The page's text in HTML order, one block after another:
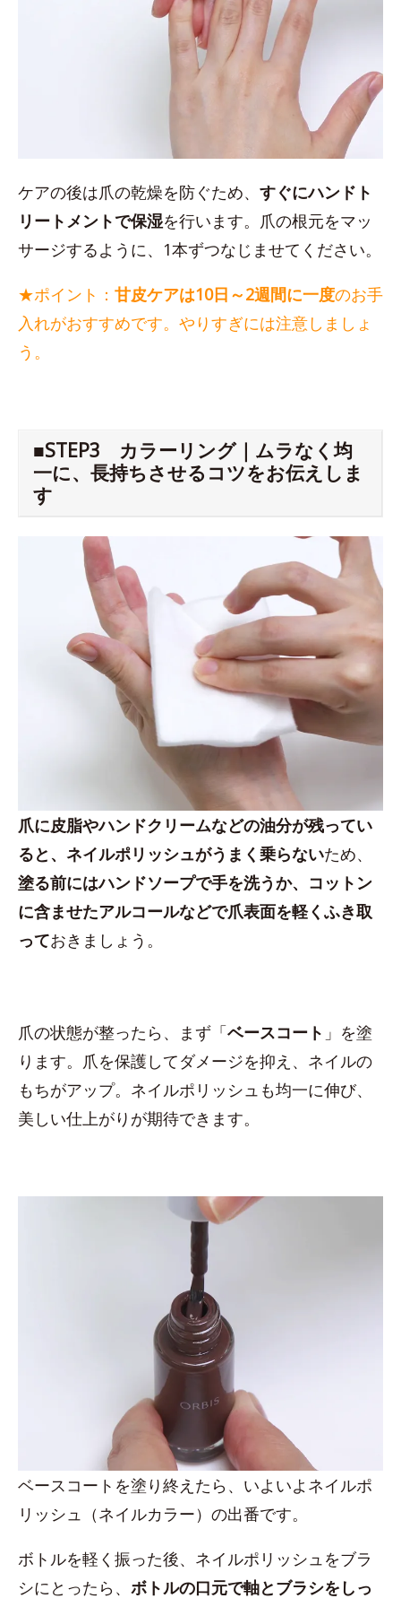
ケアの後は爪の乾燥を防ぐため、 すぐにハンドト
リートメントで保湿を行います。爪の根元をマッ
サージするように、1本ずつなじませてください。
★ポイント： 甘皮ケアは10日～2週間に一度のお手
入れがおすすめです。やりすぎには注意しましょ
う。
■STEP3 カラーリング｜ムラなく均
一に、長持ちさせるコツをお伝えしま
す
爪に皮脂やハンドクリームなどの油分が残ってい
ると、ネイルポリッシュがうまく乗らないため、
塗る前にはハンドソープで手を洗うか、コットン
に含ませたアルコールなどで爪表面を軽くふき取
っておきましょう。
爪の状態が整ったら、まず「ベースコート 」を塗
ります。爪を保護してダメージを抑え、ネイルの
もちがアップ。ネイルポリッシュも均一に伸び、
美しい仕上がりが期待できます。
ベースコートを塗り終えたら、いよいよネイルポ
リッシュ（ネイルカラー）の出番です。
ボトルを軽く振った後、ネイルポリッシュをブラ
シにとったら、 ボトルの口元で軸とブラシをしっ